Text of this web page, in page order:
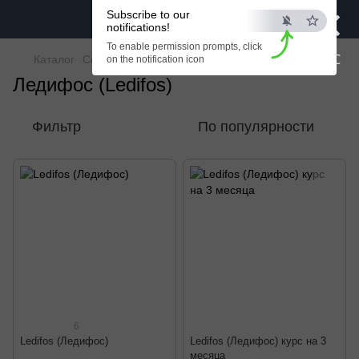
×
ESC
Subscribe to our
notifications!
To enable permission prompts, click
on the notification icon
Каталог Софосбувир + Ледипасвир
Ледифос (Ledifos)
Фильтр По популярности
6
Ledifos (Ледифос)
Ledifos (Ледифос) курс на 3
месяца